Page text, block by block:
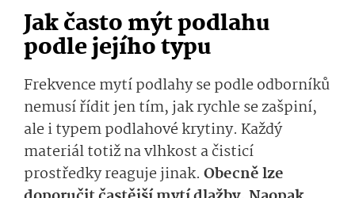
Jak často mýt podlahu
podle jejího typu
Frekvence mytí podlahy se podle odborníků
nemusí řídit jen tím, jak rychle se zašpiní,
ale i typem podlahové krytiny. Každý
materiál totiž na vlhkost a čisticí
prostředky reaguje jinak. Obecně lze